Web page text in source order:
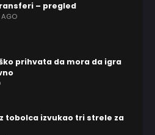
– pregled
AGO
prihvata da mora da igra
tobolca izvukao tri strele za